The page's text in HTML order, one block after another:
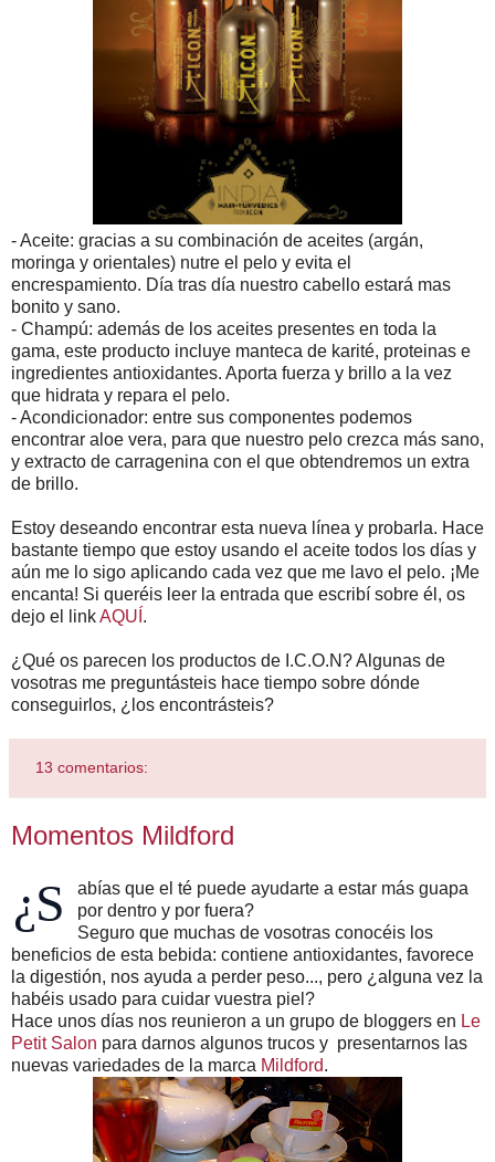
- Aceite: gracias a su combinación de aceites (argán,
moringa y orientales) nutre el pelo y evita el
encrespamiento. Día tras día nuestro cabello estará mas
bonito y sano.
- Champú: además de los aceites presentes en toda la
gama, este producto incluye manteca de karité, proteinas e
ingredientes antioxidantes. Aporta fuerza y brillo a la vez
que hidrata y repara el pelo.
- Acondicionador: entre sus componentes podemos
encontrar aloe vera, para que nuestro pelo crezca más sano,
y extracto de carragenina con el que obtendremos un extra
de brillo.
Estoy deseando encontrar esta nueva línea y probarla. Hace
bastante tiempo que estoy usando el aceite todos los días y
aún me lo sigo aplicando cada vez que me lavo el pelo. ¡Me
encanta! Si queréis leer la entrada que escribí sobre él, os
dejo el linkAQUÍ .
¿Qué os parecen los productos de I.C.O.N? Algunas de
vosotras me preguntásteis hace tiempo sobre dónde
conseguirlos, ¿los encontrásteis?
13 comentarios:
Momentos Mildford
¿S
abías que el té puede ayudarte a estar más guapa
por dentro y por fuera?
Seguro que muchas de vosotras conocéis los
beneficios de esta bebida: contiene antioxidantes, favorece
la digestión, nos ayuda a perder peso..., pero ¿alguna vez la
habéis usado para cuidar vuestra piel?
Hace unos días nos reunieron a un grupo de bloggers en Le
Petit Salon para darnos algunos trucos y presentarnos las
nuevas variedades de la marca Mildford.